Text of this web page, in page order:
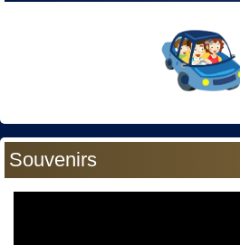
Souvenirs